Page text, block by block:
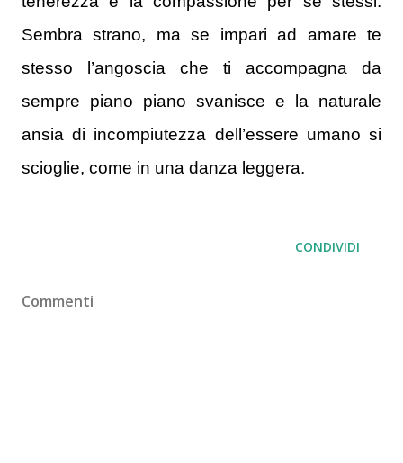
Sembra strano, ma se impari ad amare te
stesso l’angoscia che ti accompagna da
sempre piano piano svanisce e la naturale
ansia di incompiutezza dell’essere umano si
scioglie, come in una danza leggera.
CONDIVIDI
Commenti